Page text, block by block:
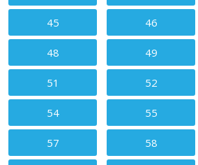
45 46
48 49
51 52
54 55
57 58